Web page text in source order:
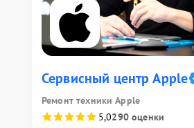
Сервисный центр Apple
Ремонт техники Apple
5,0290 оценки